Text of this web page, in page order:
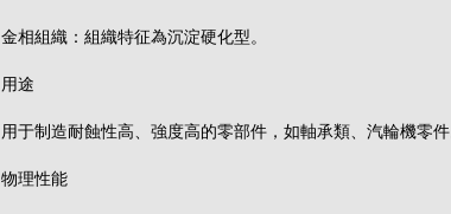
金相組織：組織特征為沉淀硬化型。
用途
用于制造耐蝕性高、強度高的零部件，如軸承類、汽輪機零件
物理性能